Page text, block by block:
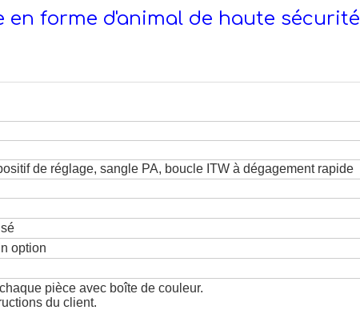
en forme d'animal de haute sécurité
de réglage, sangle PA, boucle ITW à dégagement rapide
option
pièce avec boîte de couleur.
du client.